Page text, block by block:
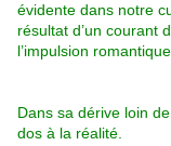
évidente dans notre
résultat d’un courant
l’impulsion
Dans sa dérive loin
dos à la réalité.